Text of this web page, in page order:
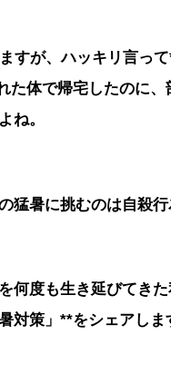
すが、ハッキリ言っ
体で帰宅したのに
ね。
猛暑に挑むのは自殺行
度も生き延びてき
対策」**をシェアしま